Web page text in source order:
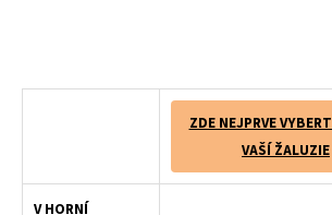
ZDE NEJPRVE
VAŠÍ ŽALUZIE
V HORNÍ